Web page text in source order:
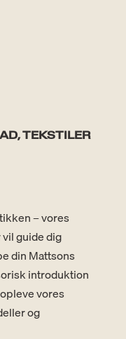
TEKSTILER
– vores
guide dig
din Mattsons
introduktion
vores
og